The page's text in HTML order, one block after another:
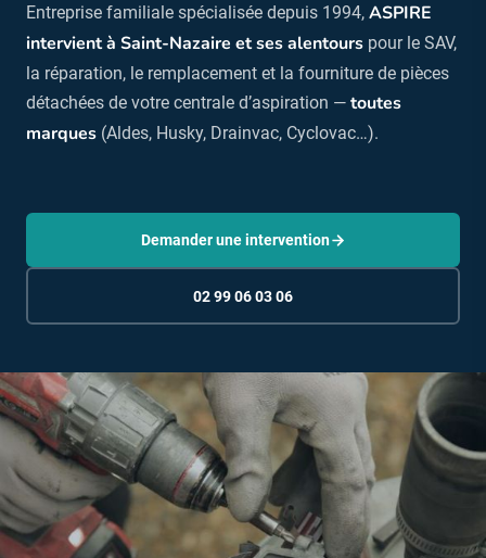
Entreprise familiale spécialisée depuis 1994, ASPIRE
intervient à Saint-Nazaire et ses alentours pour le SAV,
la réparation, le remplacement et la fourniture de pièces
détachées de votre centrale d’aspiration — toutes
marques (Aldes, Husky, Drainvac, Cyclovac…).
Demander une intervention
02 99 06 03 06